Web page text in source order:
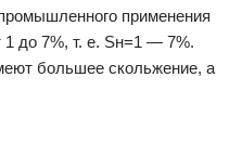
применения
1 до 7%, т. е. Sн=1 — 7%.
большее скольжение, а